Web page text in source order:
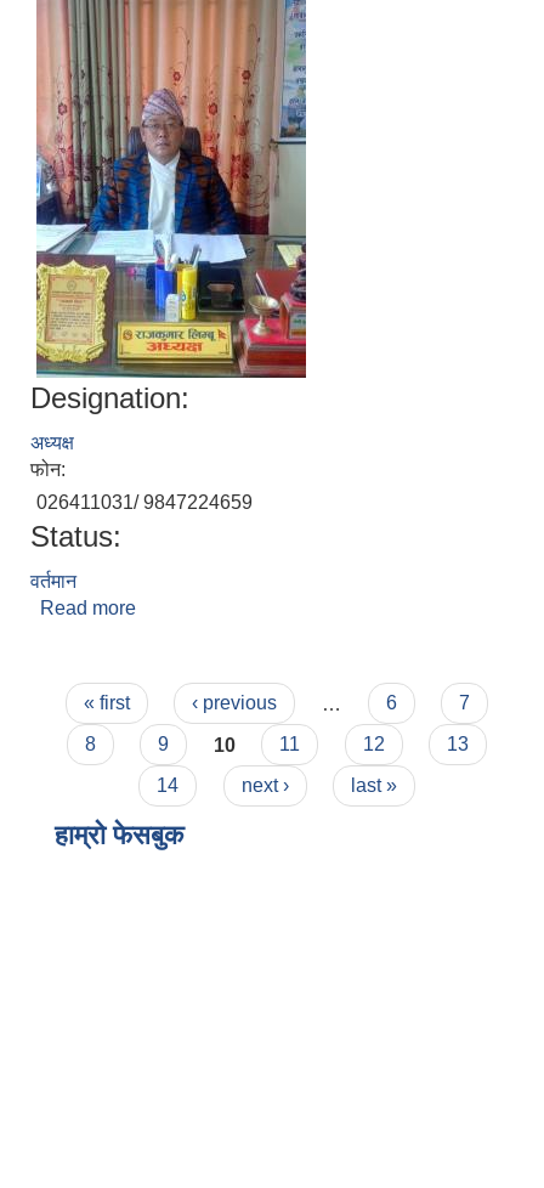
Designation:
अध्यक्ष
फोन:
026411031/ 9847224659
Status:
वर्तमान
Read more
Pages
« first ‹ previous … 6
7
8
9 10 11 12
13
14
next › last »
हाम्राे फेसबुक